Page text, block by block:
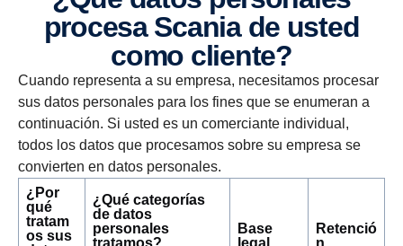
procesa Scania de usted
como cliente?
Cuando representa a su empresa, necesitamos procesar
sus datos personales para los fines que se enumeran a
continuación. Si usted es un comerciante individual,
todos los datos que procesamos sobre su empresa se
convierten en datos personales.
¿Por
qué
tratam
os sus
¿Qué categorías
de datos
personales
tratamos?
Base
legal
Retenció
n